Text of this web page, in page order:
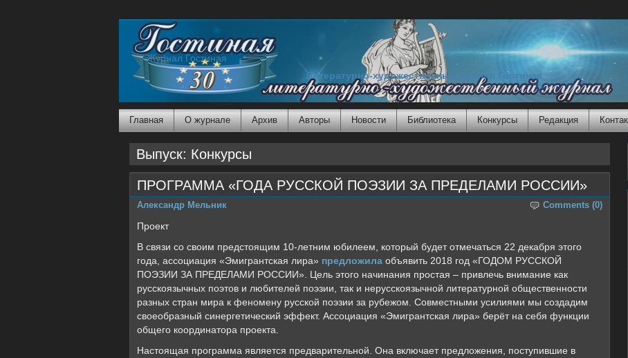
Журнал Гостиная
Литературно-художественный журнал Гостиная
Главная О журнале Архив Авторы Новости Библиотека Конкурсы Редакция
Выпуск: Конкурсы
ПРОГРАММА «ГОДА РУССКОЙ ПОЭЗИИ ЗА ПРЕДЕЛАМИ РОССИИ»
Comments (0)
Александр Мельник
Проект
В связи со своим предстоящим 10-летним юбилеем, который будет отмечаться 22 декабря этого
года, ассоциация «Эмигрантская лира» предложила объявить 2018 год «ГОДОМ РУССКОЙ
ПОЭЗИИ ЗА ПРЕДЕЛАМИ РОССИИ». Цель этого начинания простая – привлечь внимание как
русскоязычных поэтов и любителей поэзии, так и нерусскоязычной литературной общественности
разных стран мира к феномену русской поэзии за рубежом. Совместными усилиями мы создадим
своеобразный синергетический эффект. Ассоциация «Эмигрантская лира» берёт на себя функции
общего координатора проекта.
Настоящая программа является предварительной. Она включает предложения, поступившие в